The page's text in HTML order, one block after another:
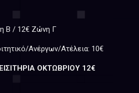
Β / 12€ Ζώνη Γ
Ανέργων/Ατέλεια: 10€
ΟΚΤΩΒΡΙΟΥ 12€